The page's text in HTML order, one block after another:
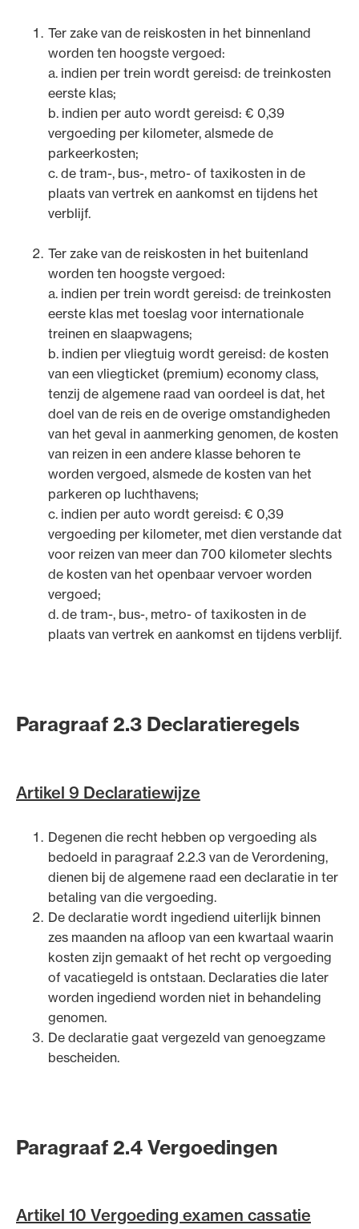
Ter zake van de reiskosten in het binnenland
worden ten hoogste vergoed:
a. indien per trein wordt gereisd: de treinkosten
eerste klas;
b. indien per auto wordt gereisd: € 0,39
vergoeding per kilometer, alsmede de
parkeerkosten;
c. de tram-, bus-, metro- of taxikosten in de
plaats van vertrek en aankomst en tijdens het
verblijf.
Ter zake van de reiskosten in het buitenland
worden ten hoogste vergoed:
a. indien per trein wordt gereisd: de treinkosten
eerste klas met toeslag voor internationale
treinen en slaapwagens;
b. indien per vliegtuig wordt gereisd: de kosten
van een vliegticket (premium) economy class,
tenzij de algemene raad van oordeel is dat, het
doel van de reis en de overige omstandigheden
van het geval in aanmerking genomen, de kosten
van reizen in een andere klasse behoren te
worden vergoed, alsmede de kosten van het
parkeren op luchthavens;
c. indien per auto wordt gereisd: € 0,39
vergoeding per kilometer, met dien verstande dat
voor reizen van meer dan 700 kilometer slechts
de kosten van het openbaar vervoer worden
vergoed;
d. de tram-, bus-, metro- of taxikosten in de
plaats van vertrek en aankomst en tijdens verblijf.
Paragraaf 2.3 Declaratieregels
Artikel 9 Declaratiewijze
Degenen die recht hebben op vergoeding als
bedoeld in paragraaf 2.2.3 van de Verordening,
dienen bij de algemene raad een declaratie in ter
betaling van die vergoeding.
De declaratie wordt ingediend uiterlijk binnen
zes maanden na afloop van een kwartaal waarin
kosten zijn gemaakt of het recht op vergoeding
of vacatiegeld is ontstaan. Declaraties die later
worden ingediend worden niet in behandeling
genomen.
De declaratie gaat vergezeld van genoegzame
bescheiden.
Paragraaf 2.4 Vergoedingen
Artikel 10 Vergoeding examen cassatie